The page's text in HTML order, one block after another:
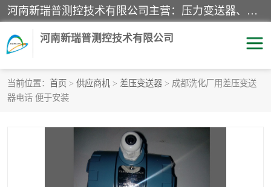
河南新瑞普测控技术有限公司主营：压力变送器、液位变送器、差压变送器、雷达料位计、电容物位计、温度显示控制仪表、电量变送器、流量计、工业自动化系统成套设备。
河南新瑞普测控技术有限公司
当前位置： 首页 > 供应商机 > 差压变送器 > 成都洗化厂用差压变送
器电话 便于安装
霍尼韦尔压力变送器
雷达料位计